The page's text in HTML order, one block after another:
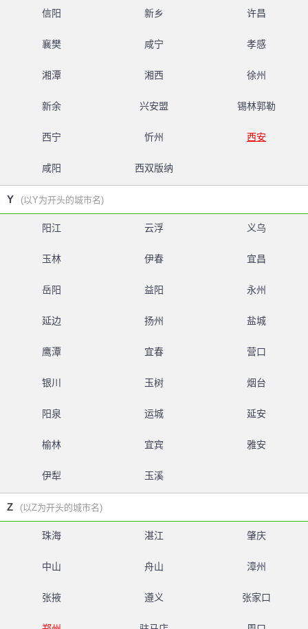
信阳 新乡 许昌
襄樊 咸宁 孝感
湘潭 湘西 徐州
新余 兴安盟 锡林郭勒
西宁 忻州 西安
咸阳 西双版纳
Y (以Y为开头的城市名)
阳江 云浮 义乌
玉林 伊春 宜昌
岳阳 益阳 永州
延边 扬州 盐城
鹰潭 宜春 营口
银川 玉树 烟台
阳泉 运城 延安
榆林 宜宾 雅安
伊犁 玉溪
Z (以Z为开头的城市名)
珠海 湛江 肇庆
中山 舟山 漳州
张掖 遵义 张家口